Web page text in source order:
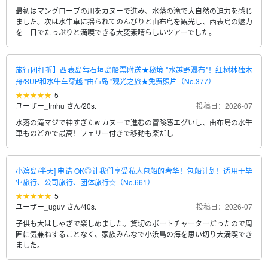
最初はマングローブの川をカヌーで進み、水落の滝で大自然の迫力を感じ
ました。次は水牛車に揺られてのんびりと由布島を観光し、西表島の魅力
を一日でたっぷりと満喫できる大変素晴らしいツアーでした。
旅行团打折】西表岛⇆石垣岛船票附送★秘境 "水越野瀑布"！红树林独木
舟/SUP和水牛车穿越 "由布岛 "观光之旅★免费照片（No.377）
5
ユーザー_tmhu さん/20s.
投稿日：2026-07
水落の滝マジで神すぎたw カヌーで進むの冒険感エグいし、由布島の水牛
車ものどかで最高！フェリー付きで移動も楽だし
小滨岛/半天] 申请 OK◎让我们享受私人包船的奢华！包船计划！适用于毕
业旅行、公司旅行、团体旅行☆（No.661）
5
ユーザー_uguv さん/40s.
投稿日：2026-07
子供も大はしゃぎで楽しめました。貸切のボートチャーターだったので周
囲に気兼ねすることなく、家族みんなで小浜島の海を思い切り大満喫でき
ました。